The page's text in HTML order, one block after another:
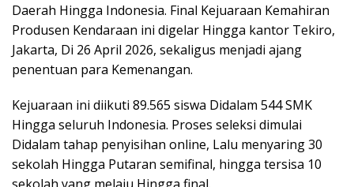
Daerah Hingga Indonesia. Final Kejuaraan Kemahiran
Produsen Kendaraan ini digelar Hingga kantor Tekiro,
Jakarta, Di 26 April 2026, sekaligus menjadi ajang
penentuan para Kemenangan.
Kejuaraan ini diikuti 89.565 siswa Didalam 544 SMK
Hingga seluruh Indonesia. Proses seleksi dimulai
Didalam tahap penyisihan online, Lalu menyaring 30
sekolah Hingga Putaran semifinal, hingga tersisa 10